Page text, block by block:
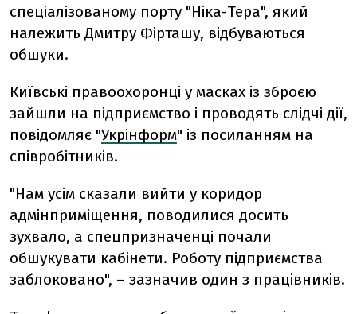
спеціалізованому порту "Ніка-Тера", який
належить Дмитру Фірташу, відбуваються
обшуки.
Київські правоохоронці у масках із зброєю
зайшли на підприємство і проводять слідчі дії,
повідомляє "Укрінформ" із посиланням на
співробітників.
"Нам усім сказали вийти у коридор
адмінприміщення, поводилися досить
зухвало, а спецпризначенці почали
обшукувати кабінети. Роботу підприємства
заблоковано", – зазначив один з працівників.